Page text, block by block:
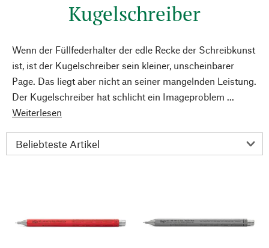
Kugelschreiber
Wenn der Füllfederhalter der edle Recke der Schreibkunst
ist, ist der Kugelschreiber sein kleiner, unscheinbarer
Page. Das liegt aber nicht an seiner mangelnden Leistung.
Der Kugelschreiber hat schlicht ein Imageproblem ...
Weiterlesen